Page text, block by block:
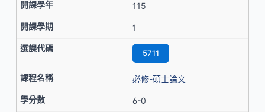
115
1
5711
必修-碩士論文
6-0